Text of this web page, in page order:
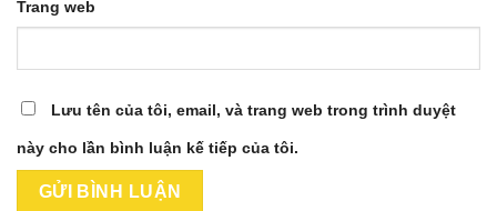
Trang web
Lưu tên của tôi, email, và trang web trong trình duyệt
này cho lần bình luận kế tiếp của tôi.